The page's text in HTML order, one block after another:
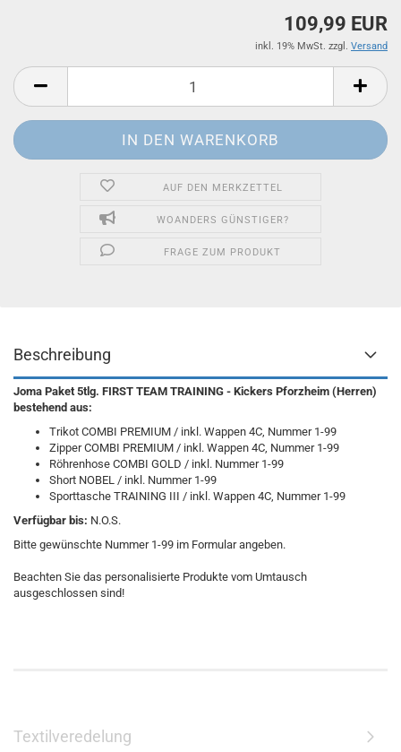
109,99 EUR
inkl. 19% MwSt. zzgl. Versand
AUF DEN MERKZETTEL
WOANDERS GÜNSTIGER?
FRAGE ZUM PRODUKT
Beschreibung
Joma Paket 5tlg. FIRST TEAM TRAINING - Kickers Pforzheim (Herren)
bestehend aus:
Trikot COMBI PREMIUM / inkl. Wappen 4C, Nummer 1-99
Zipper COMBI PREMIUM / inkl. Wappen 4C, Nummer 1-99
Röhrenhose COMBI GOLD / inkl. Nummer 1-99
Short NOBEL / inkl. Nummer 1-99
Sporttasche TRAINING III / inkl. Wappen 4C, Nummer 1-99
Verfügbar bis: N.O.S.
Bitte gewünschte Nummer 1-99 im Formular angeben.
Beachten Sie das personalisierte Produkte vom Umtausch
ausgeschlossen sind!
Textilveredelung